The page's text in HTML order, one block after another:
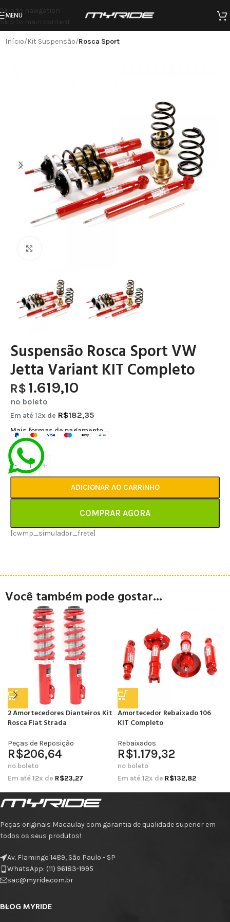
Skip to navigation
Skip to main content
MENU
Início Kit Suspensão Rosca Sport
Suspensão Rosca Sport VW
Jetta Variant KIT Completo
R$ 1.619,10
no boleto
Em até 12x de R$182,35
Mais formas de pagamento
ADICIONAR AO CARRINHO
COMPRAR AGORA
[cwmp_simulador_frete]
Você também pode gostar...
2 Amortecedores Dianteiros Kit
Rosca Fiat Strada
Peças de Reposição
R$206,64
no boleto
Em até 12x de R$23,27
Amortecedor Rebaixado 106
KIT Completo
Rebaixados
R$1.179,32
no boleto
Em até 12x de R$132,82
Peças originais Macaulay com garantia de qualidade superior em
todos os seus produtos!
Av. Flamingo 1489, São Paulo - SP
WhatsApp: (11) 96183-1995
sac@myride.com.br
BLOG MYRIDE